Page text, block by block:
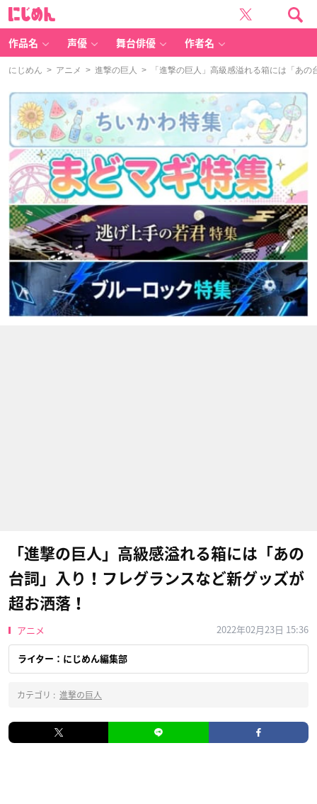
作品名 声優 舞台俳優 作者名
にじめん > アニメ > 進撃の巨人 > 「進撃の巨人」高級感溢れる箱には「あの
「進撃の巨人」高級感溢れる箱には「あの
台詞」入り！フレグランスなど新グッズが
超お洒落！
アニメ 2022年02月23日 15:36
ライター：にじめん編集部
カテゴリ : 進撃の巨人